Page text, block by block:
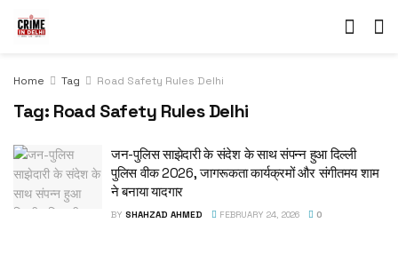
Home Tag Road Safety Rules Delhi
Tag: Road Safety Rules Delhi
जन-पुलिस साझेदारी के संदेश के साथ संपन्न हुआ दिल्ली
पुलिस वीक 2026, जागरूकता कार्यक्रमों और संगीतमय शाम
ने बनाया यादगार
BY SHAHZAD AHMED FEBRUARY 24, 2026 0